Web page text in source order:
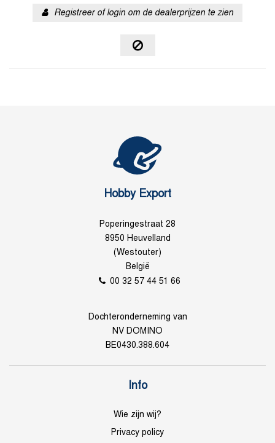
Registreer of login om de dealerprijzen te zien
Hobby Export
Poperingestraat 28
8950 Heuvelland
(Westouter)
België
00 32 57 44 51 66
Dochteronderneming van
NV DOMINO
BE0430.388.604
Info
Wie zijn wij?
Privacy policy